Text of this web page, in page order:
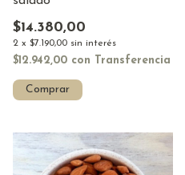
$14.380,00
2 x $7.190,00 sin interés
$12.942,00 con Transferencia
Comprar